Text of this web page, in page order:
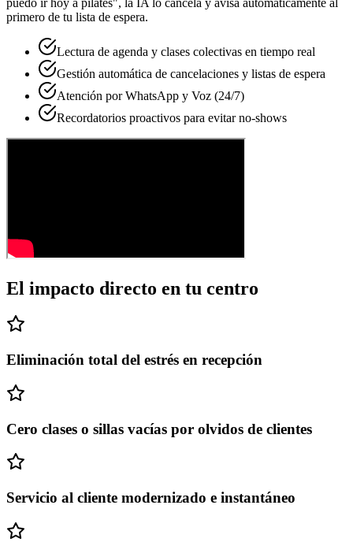
primero de tu lista de espera.
Lectura de agenda y clases colectivas en tiempo real
Gestión automática de cancelaciones y listas de espera
Atención por WhatsApp y Voz (24/7)
Recordatorios proactivos para evitar no-shows
El impacto directo en tu centro
Eliminación total del estrés en recepción
Cero clases o sillas vacías por olvidos de clientes
Servicio al cliente modernizado e instantáneo